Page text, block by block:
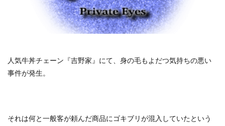
人気牛丼チェーン『吉野家』にて、身の毛もよだつ気持ちの悪い
事件が発生。
それは何と一般客が頼んだ商品にゴキブリが混入していたという